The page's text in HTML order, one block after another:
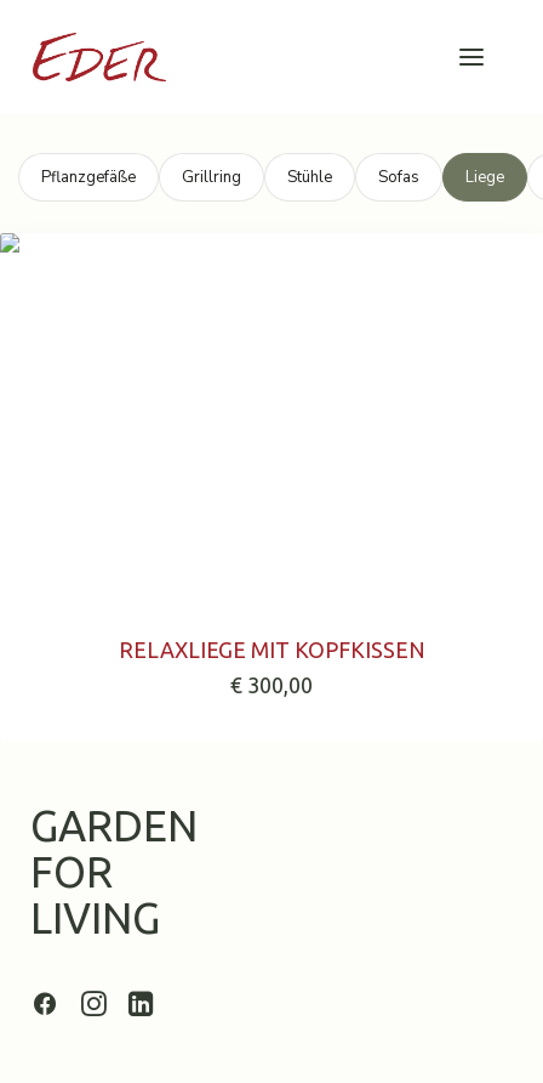
Pflanzgefäße Grillring Stühle Sofas Liege
können
Produktseite
gewählt
RELAXLIEGE MIT KOPFKISSEN
€ 300,00
GARDEN
FOR
LIVING